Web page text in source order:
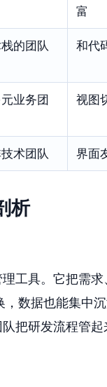
富
的团队 和代
业务团
视图
术团队 界面
析
工具。它把需
数据也能集中
把研发流程管起